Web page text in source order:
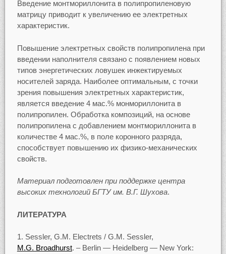
Введение монтмориллонита в полипропиленовую
матрицу приводит к увеличению ее электретных
характеристик.
Повышение электретных свойств полипропилена при
введении наполнителя связано с появлением новых
типов энергетических ловушек инжектируемых
носителей заряда. Наиболее оптимальным, с точки
зрения повышения электретных характеристик,
является введение 4 мас.% монмориллонита в
полипропилен. Обработка композиций, на основе
полипропилена с добавлением монтмориллонита в
количестве 4 мас.%, в поле коронного разряда,
способствует повышению их физико-механических
свойств.
Материал подготовлен при поддержке центра
высоких технологий БГТУ им. В.Г. Шухова.
ЛИТЕРАТУРА
Sessler, G.M. Electrets / G.M. Sessler,
M.G. Broadhurst. ‒ Berlin — Heidelberg — New York: